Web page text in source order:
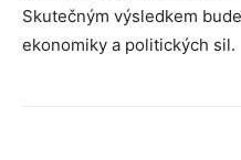
Skutečným výsledkem
ekonomiky a politických sil.